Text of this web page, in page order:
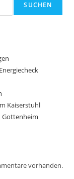
SUCHEN
Kaiserstuhl
Gottenheim
vorhanden.